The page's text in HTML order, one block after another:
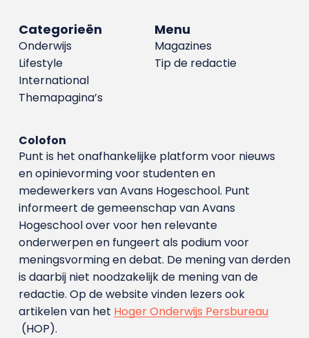
Menu
Magazines
Tip de redactie
Categorieën
Onderwijs
Lifestyle
International
Themapagina’s
Colofon
Punt is het onafhankelijke platform voor nieuws
en opinievorming voor studenten en
medewerkers van Avans Hoge­school. Punt
informeert de gemeenschap van Avans
Hogeschool over voor hen relevante
onderwerpen en fungeert als podium voor
meningsvorming en debat. De mening van derden
is daarbij niet noodzakelijk de mening van de
redactie. Op de website vinden lezers ook
artikelen van het Hoger Onderwijs Persbureau
(HOP).